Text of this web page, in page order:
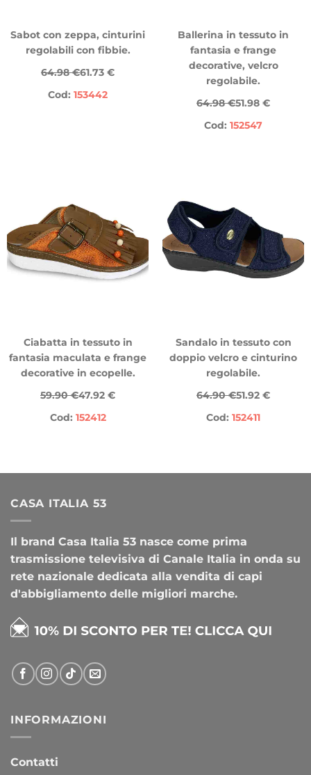
Sabot con zeppa, cinturini
regolabili con fibbie.
64.98 €61.73 €
Cod: 153442
Ballerina in tessuto in
fantasia e frange
decorative, velcro
regolabile.
64.98 €51.98 €
Cod: 152547
Ciabatta in tessuto in
fantasia maculata e frange
decorative in ecopelle.
59.90 €47.92 €
Cod: 152412
Sandalo in tessuto con
doppio velcro e cinturino
regolabile.
64.90 €51.92 €
Cod: 152411
CASA ITALIA 53
Il brand Casa Italia 53 nasce come prima
trasmissione televisiva di Canale Italia in onda su
rete nazionale dedicata alla vendita di capi
d'abbigliamento delle migliori marche.
INFORMAZIONI
Contatti